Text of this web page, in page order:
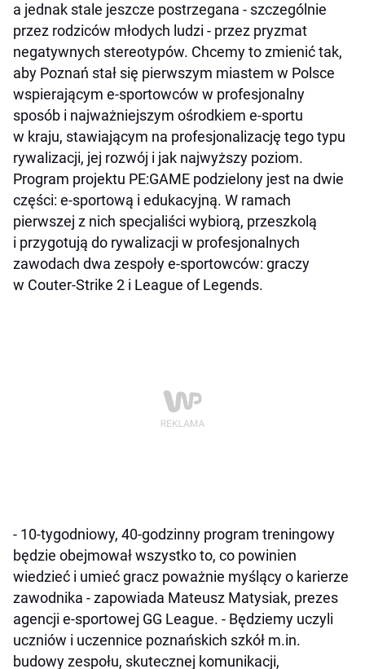
a jednak stale jeszcze postrzegana - szczególnie
przez rodziców młodych ludzi - przez pryzmat
negatywnych stereotypów. Chcemy to zmienić tak,
aby Poznań stał się pierwszym miastem w Polsce
wspierającym e-sportowców w profesjonalny
sposób i najważniejszym ośrodkiem e-sportu
w kraju, stawiającym na profesjonalizację tego typu
rywalizacji, jej rozwój i jak najwyższy poziom.
Program projektu PE:GAME podzielony jest na dwie
części: e-sportową i edukacyjną. W ramach
pierwszej z nich specjaliści wybiorą, przeszkolą
i przygotują do rywalizacji w profesjonalnych
zawodach dwa zespoły e-sportowców: graczy
w Couter-Strike 2 i League of Legends.
- 10-tygodniowy, 40-godzinny program treningowy
będzie obejmował wszystko to, co powinien
wiedzieć i umieć gracz poważnie myślący o karierze
zawodnika - zapowiada Mateusz Matysiak, prezes
agencji e-sportowej GG League. - Będziemy uczyli
uczniów i uczennice poznańskich szkół m.in.
budowy zespołu, skutecznej komunikacji,